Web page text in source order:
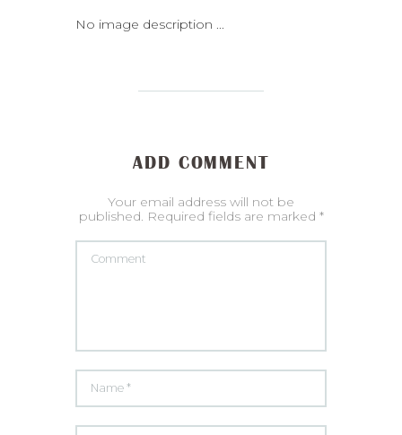
No image description ...
ADD COMMENT
Your email address will not be
published. Required fields are marked *